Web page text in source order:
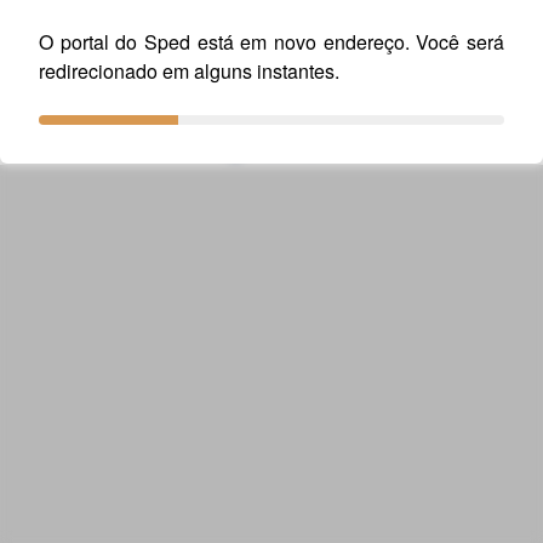
3.2.0.pdf
Data
30/09/2025 00:00:00
O portal do Sped está em novo endereço. Você será
redirecionado em alguns instantes.